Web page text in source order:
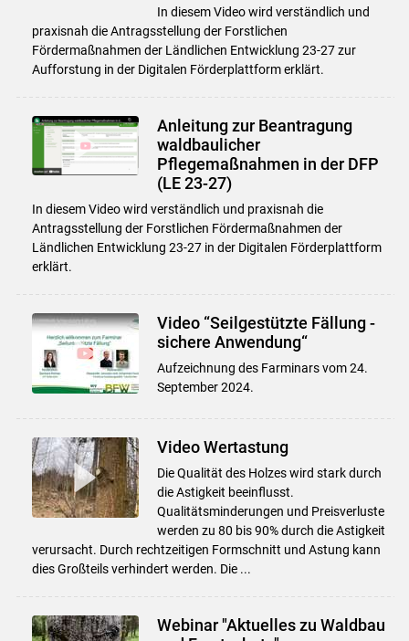
In diesem Video wird verständlich und
praxisnah die Antragsstellung der Forstlichen
Fördermaßnahmen der Ländlichen Entwicklung 23-27 zur
Aufforstung in der Digitalen Förderplattform erklärt.
Anleitung zur Beantragung
waldbaulicher
Pflegemaßnahmen in der DFP
(LE 23-27)
In diesem Video wird verständlich und praxisnah die
Antragsstellung der Forstlichen Fördermaßnahmen der
Ländlichen Entwicklung 23-27 in der Digitalen Förderplattform
erklärt.
Video “Seilgestützte Fällung -
sichere Anwendung“
Aufzeichnung des Farminars vom 24.
September 2024.
Video Wertastung
Die Qualität des Holzes wird stark durch
die Astigkeit beeinflusst.
Qualitätsminderungen und Preisverluste
werden zu 80 bis 90% durch die Astigkeit
verursacht. Durch rechtzeitigen Formschnitt und Astung kann
dies Großteils verhindert werden. Die ...
Webinar "Aktuelles zu Waldbau